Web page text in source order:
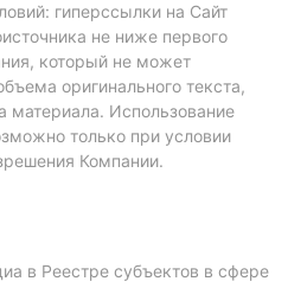
гиперссылки на Сайт
не ниже первого
который не может
оригинального текста,
материала. Использование
только при условии
Компании.
в Реестре субъектов в сфере